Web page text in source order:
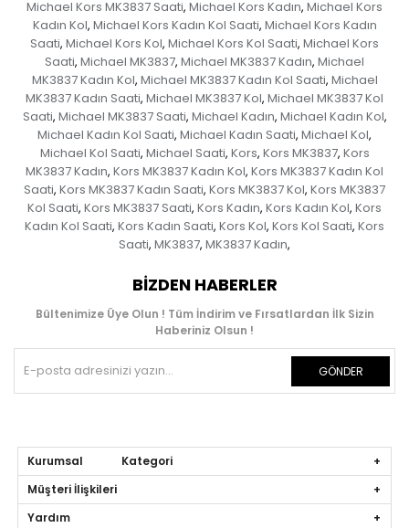
Michael Kors MK3837 Saati, Michael Kors Kadın, Michael Kors
Kadın Kol, Michael Kors Kadın Kol Saati, Michael Kors Kadın
Saati, Michael Kors Kol, Michael Kors Kol Saati, Michael Kors
Saati, Michael MK3837, Michael MK3837 Kadın, Michael
MK3837 Kadın Kol, Michael MK3837 Kadın Kol Saati, Michael
MK3837 Kadın Saati, Michael MK3837 Kol, Michael MK3837 Kol
Saati, Michael MK3837 Saati, Michael Kadın, Michael Kadın Kol,
Michael Kadın Kol Saati, Michael Kadın Saati, Michael Kol,
Michael Kol Saati, Michael Saati, Kors, Kors MK3837, Kors
MK3837 Kadın, Kors MK3837 Kadın Kol, Kors MK3837 Kadın Kol
Saati, Kors MK3837 Kadın Saati, Kors MK3837 Kol, Kors MK3837
Kol Saati, Kors MK3837 Saati, Kors Kadın, Kors Kadın Kol, Kors
Kadın Kol Saati, Kors Kadın Saati, Kors Kol, Kors Kol Saati, Kors
Saati, MK3837, MK3837 Kadın,
BIZDEN HABERLER
Bültenimize Üye Olun ! Tüm İndirim ve Fırsatlardan İlk Sizin
Haberiniz Olsun !
GÖNDER
Kurumsal Kategori
Müşteri İlişkileri
Yardım